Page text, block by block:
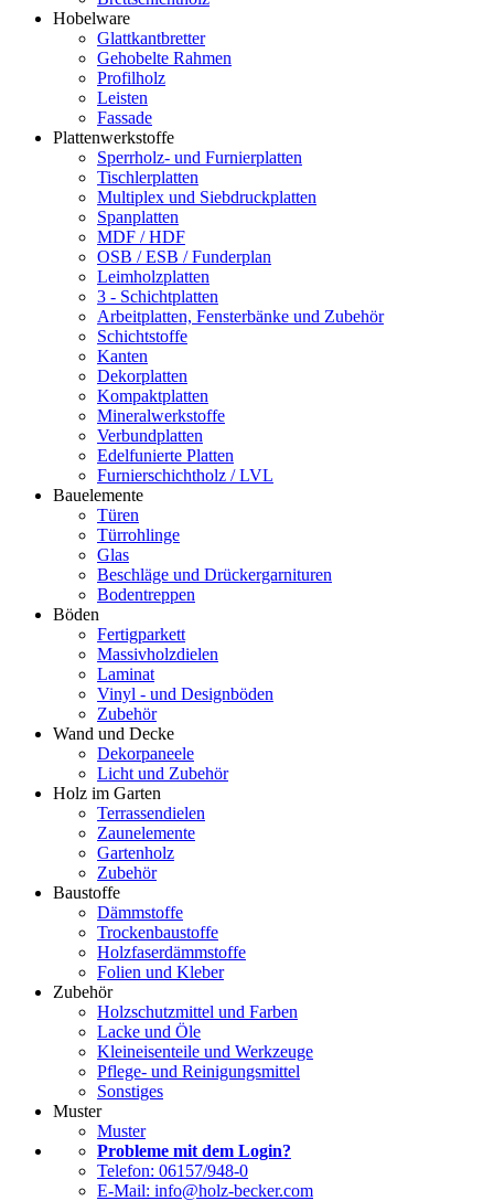
Hobelware
Glattkantbretter
Gehobelte Rahmen
Profilholz
Leisten
Fassade
Plattenwerkstoffe
Sperrholz- und Furnierplatten
Tischlerplatten
Multiplex und Siebdruckplatten
Spanplatten
MDF / HDF
OSB / ESB / Funderplan
Leimholzplatten
3 - Schichtplatten
Arbeitplatten, Fensterbänke und Zubehör
Schichtstoffe
Kanten
Dekorplatten
Kompaktplatten
Mineralwerkstoffe
Verbundplatten
Edelfunierte Platten
Furnierschichtholz / LVL
Bauelemente
Türen
Türrohlinge
Glas
Beschläge und Drückergarnituren
Bodentreppen
Böden
Fertigparkett
Massivholzdielen
Laminat
Vinyl - und Designböden
Zubehör
Wand und Decke
Dekorpaneele
Licht und Zubehör
Holz im Garten
Terrassendielen
Zaunelemente
Gartenholz
Zubehör
Baustoffe
Dämmstoffe
Trockenbaustoffe
Holzfaserdämmstoffe
Folien und Kleber
Zubehör
Holzschutzmittel und Farben
Lacke und Öle
Kleineisenteile und Werkzeuge
Pflege- und Reinigungsmittel
Sonstiges
Muster
Muster
Probleme mit dem Login?
Telefon: 06157/948-0
E-Mail: info@holz-becker.com